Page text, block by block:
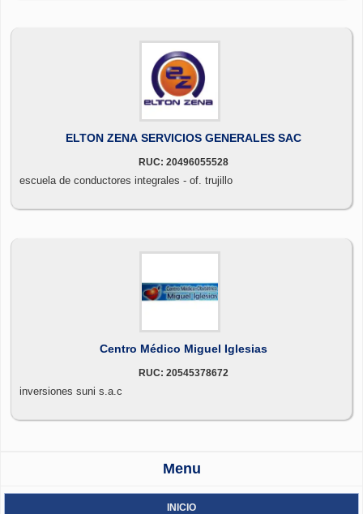
ELTON ZENA SERVICIOS GENERALES SAC
RUC: 20496055528
escuela de conductores integrales - of. trujillo
Centro Médico Miguel Iglesias
RUC: 20545378672
inversiones suni s.a.c
Menu
INICIO